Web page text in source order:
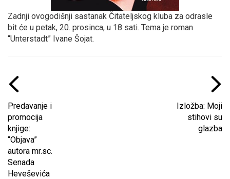
Zadnji ovogodišnji sastanak Čitateljskog kluba za odrasle
bit će u petak, 20. prosinca, u 18 sati. Tema je roman
“Unterstadt” Ivane Šojat.
Predavanje i
promocija
knjige:
“Objava”
autora mr.sc.
Senada
Heveševića
Izložba: Moji
stihovi su
glazba